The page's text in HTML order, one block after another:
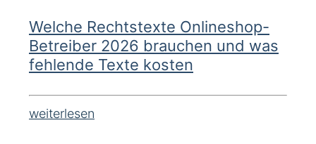
Welche Rechtstexte Onlineshop-
Betreiber 2026 brauchen und was
fehlende Texte kosten
weiterlesen